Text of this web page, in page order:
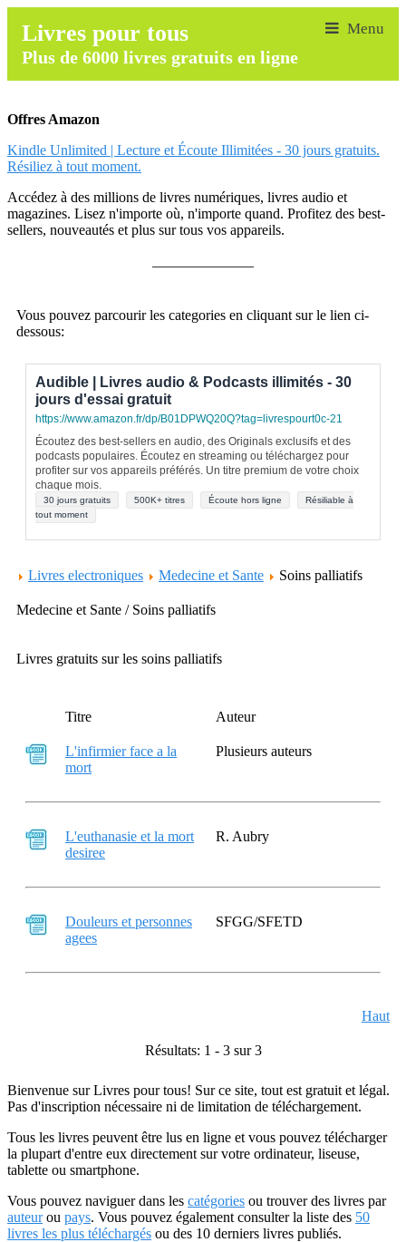
Livres pour tous
Plus de 6000 livres gratuits en ligne
Offres Amazon
Kindle Unlimited | Lecture et Écoute Illimitées - 30 jours gratuits.
Résiliez à tout moment.
Accédez à des millions de livres numériques, livres audio et
magazines. Lisez n'importe où, n'importe quand. Profitez des best-
sellers, nouveautés et plus sur tous vos appareils.
Vous pouvez parcourir les categories en cliquant sur le lien ci-
dessous:
Audible | Livres audio & Podcasts illimités - 30
jours d'essai gratuit
https://www.amazon.fr/dp/B01DPWQ20Q?tag=livrespourt0c-21
Écoutez des best-sellers en audio, des Originals exclusifs et des
podcasts populaires. Écoutez en streaming ou téléchargez pour
profiter sur vos appareils préférés. Un titre premium de votre choix
chaque mois.
30 jours gratuits 500K+ titres Écoute hors ligne
Résiliable à
tout moment
Livres electroniques Medecine et Sante Soins palliatifs
Medecine et Sante / Soins palliatifs
Livres gratuits sur les soins palliatifs
Titre Auteur
L'infirmier face a la
mort
Plusieurs auteurs
L'euthanasie et la mort
desiree
R. Aubry
Douleurs et personnes
agees
SFGG/SFETD
Haut
Résultats: 1 - 3 sur 3
Bienvenue sur Livres pour tous! Sur ce site, tout est gratuit et légal.
Pas d'inscription nécessaire ni de limitation de téléchargement.
Tous les livres peuvent être lus en ligne et vous pouvez télécharger
la plupart d'entre eux directement sur votre ordinateur, liseuse,
tablette ou smartphone.
Vous pouvez naviguer dans les catégories ou trouver des livres par
auteurou pays. Vous pouvez également consulter la liste des 50
livres les plus téléchargés ou des 10 derniers livres publiés.